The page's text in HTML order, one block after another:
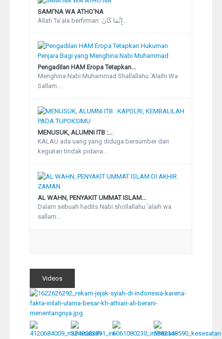
SAMI'NA WA ATHO'NA
Allah Ta'ala berfirman: إِنَّمَا كَانَ...
Pengadilan HAM Eropa Tetapkan...
Menghina Nabi Muhammad Shallallahu ‘Alaihi Wa
Sallam...
MENUSUK, ALUMNI ITB :...
KALAU ada uang yang diduga bersumber dari
kegiatan tindak pidana...
AL WAHN, PENYAKIT UMMAT ISLAM...
Dalam sebuah hadits Nabi shollallahu ’alaih wa
sallam...
Videos